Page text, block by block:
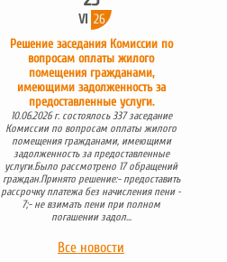
VI 26
Решение заседания Комиссии по
вопросам оплаты жилого
помещения гражданами,
имеющими задолженность за
предоставленные услуги.
10.06.2026 г. состоялось 337 заседание
Комиссии по вопросам оплаты жилого
помещения гражданами, имеющими
задолженность за предоставленные
услуги.Было рассмотрено 17 обращений
граждан.Принято решение:- предоставить
рассрочку платежа без начисления пени -
7;- не взимать пени при полном
погашении задол...
Все новости